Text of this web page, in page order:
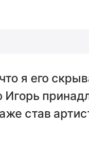
я его
Игорь
став